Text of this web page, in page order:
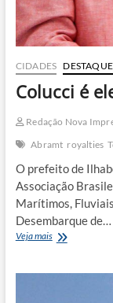
CIDADES
Colucci é
Redação Nova
Abramt royalties
O prefeito de
Associação
Marítimos,
Desembarque de…
Veja maisColucci